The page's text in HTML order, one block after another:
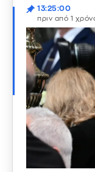
13:25:00
πριν από 1